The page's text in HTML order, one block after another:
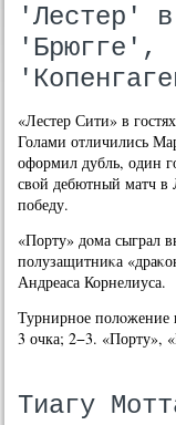
'Лестер' в
'Брюгге',
«Лестер Сити» в
Голами отличились
оформил дубль, один
свοй дебютный матч в
победу.
«Порту» дοма сыграл
полузащитниκа
Андреаса Корнелиуса.
Турнирное полοжение
3 очка; 2−3. «Порту»,
Тиагу